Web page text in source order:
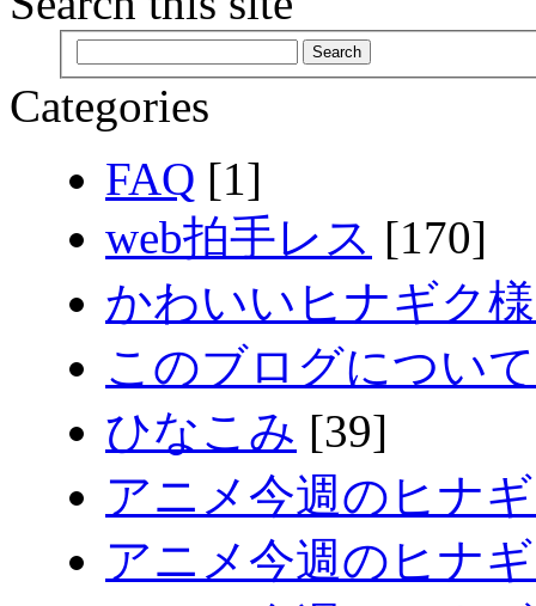
Categories
FAQ [1]
web拍手レス [170]
かわいいヒナギク
このブログについて
ひなこみ [39]
アニメ今週のヒナ
アニメ今週のヒナ